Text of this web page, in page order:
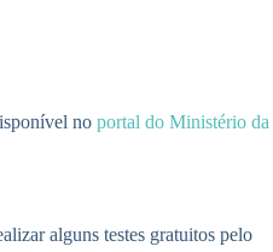
no portal do Ministério da
alguns testes gratuitos pelo